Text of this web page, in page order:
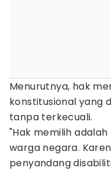
Menurutnya, hak
konstitusional yang
tanpa terkecuali.
"Hak memilih
warga negara.
penyandang